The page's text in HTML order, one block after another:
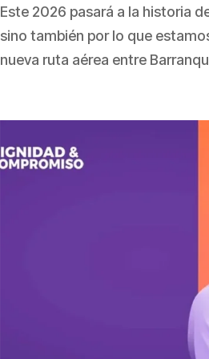
Este 2026 pasará a la historia
sino también por lo que
nueva ruta aérea entre